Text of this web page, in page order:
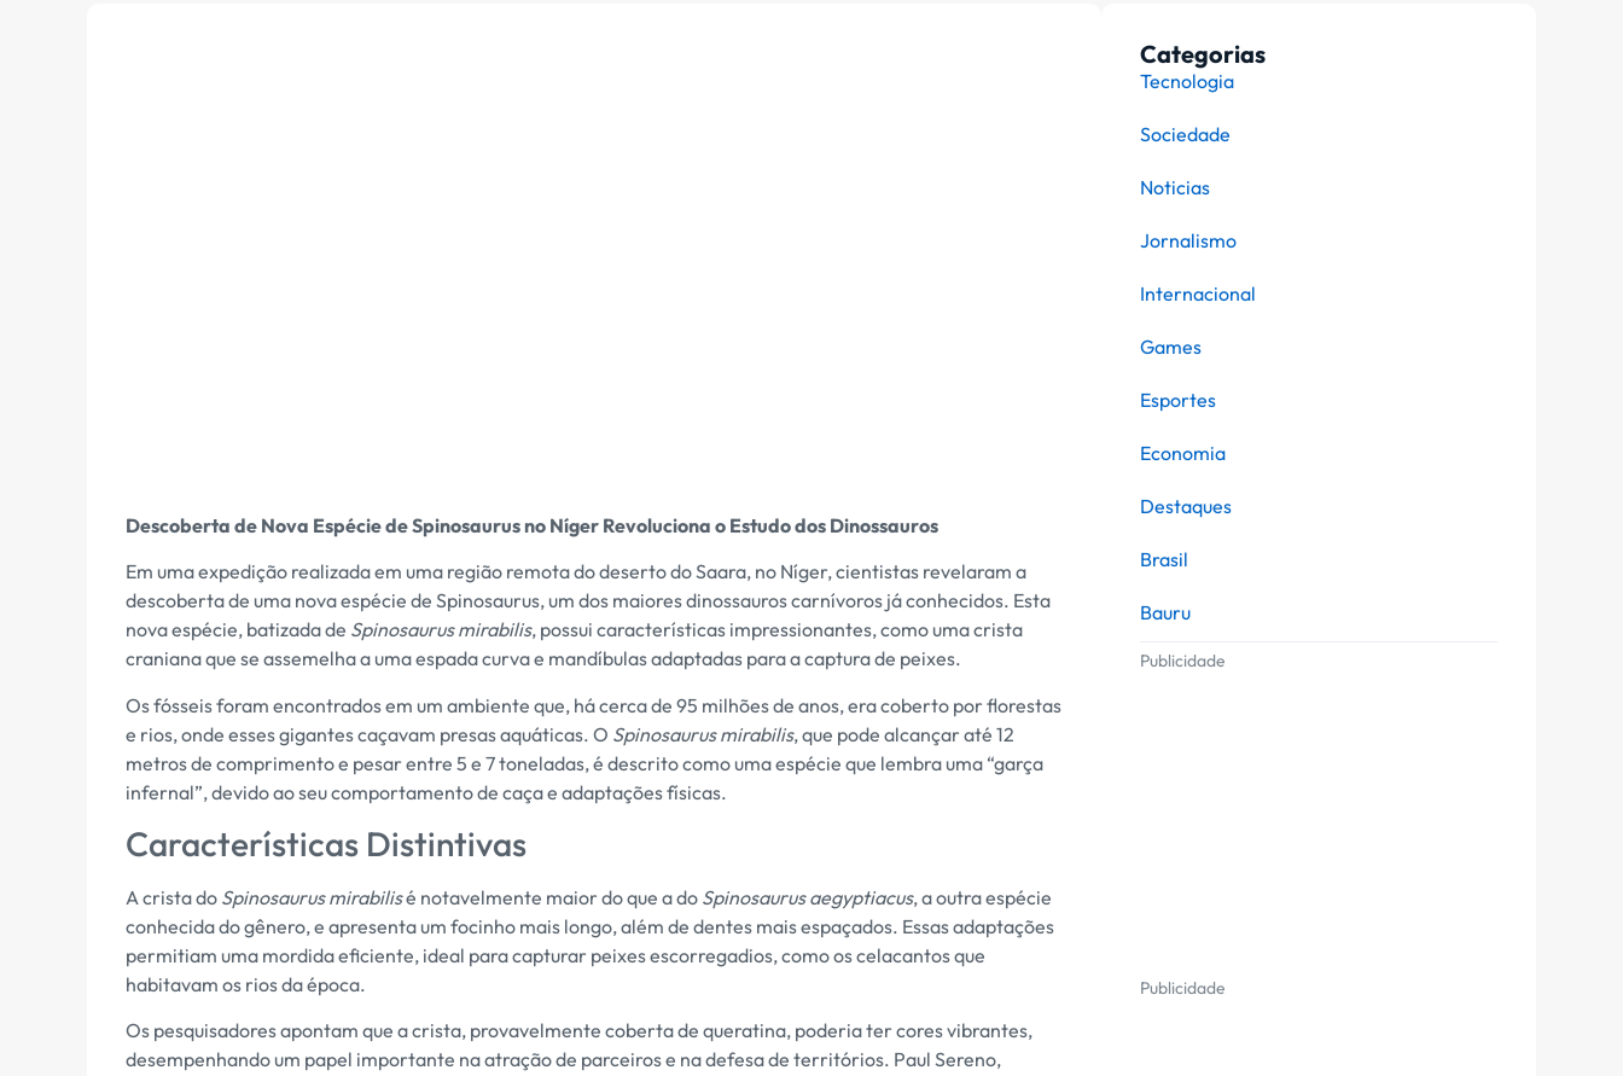
Descoberta de Nova Espécie de Spinosaurus no Níger Revoluciona o Estudo dos Dinossauros
Em uma expedição realizada em uma região remota do deserto do Saara, no Níger, cientistas revelaram a
descoberta de uma nova espécie de Spinosaurus, um dos maiores dinossauros carnívoros já conhecidos. Esta
nova espécie, batizada de Spinosaurus mirabilis, possui características impressionantes, como uma crista
craniana que se assemelha a uma espada curva e mandíbulas adaptadas para a captura de peixes.
Os fósseis foram encontrados em um ambiente que, há cerca de 95 milhões de anos, era coberto por florestas
e rios, onde esses gigantes caçavam presas aquáticas. O Spinosaurus mirabilis, que pode alcançar até 12
metros de comprimento e pesar entre 5 e 7 toneladas, é descrito como uma espécie que lembra uma “garça
infernal”, devido ao seu comportamento de caça e adaptações físicas.
Características Distintivas
A crista do Spinosaurus mirabilisé notavelmente maior do que a do Spinosaurus aegyptiacus, a outra espécie
conhecida do gênero, e apresenta um focinho mais longo, além de dentes mais espaçados. Essas adaptações
permitiam uma mordida eficiente, ideal para capturar peixes escorregadios, como os celacantos que
habitavam os rios da época.
Os pesquisadores apontam que a crista, provavelmente coberta de queratina, poderia ter cores vibrantes,
desempenhando um papel importante na atração de parceiros e na defesa de territórios. Paul Sereno,
Categorias
Tecnologia
Sociedade
Noticias
Jornalismo
Internacional
Games
Esportes
Economia
Destaques
Brasil
Bauru
Publicidade
Publicidade